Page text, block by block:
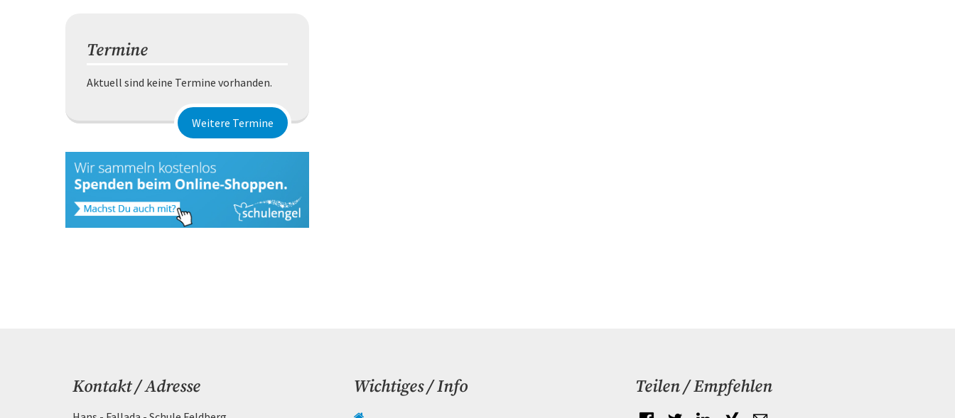
Termine
Aktuell sind keine Termine vorhanden.
Weitere Termine
Kontakt / Adresse Wichtiges / Info Teilen / Empfehlen